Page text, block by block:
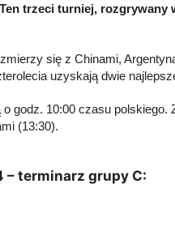
trzeci turniej,
się z Chinami,
uzyskają dwie
godz. 10:00 czasu
(13:30).
terminarz grupy C: